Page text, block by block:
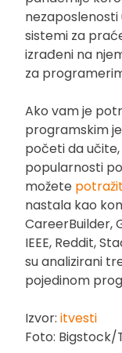
nezaposlenosti
sistemi za
izrađeni na
za
Ako vam je
programskim
početi da
popularnosti
možete
nastala kao
CareerBuilder,
IEEE, Reddit,
su analizirani
pojedinom
Izvor: itvesti
Foto: Bigstock/